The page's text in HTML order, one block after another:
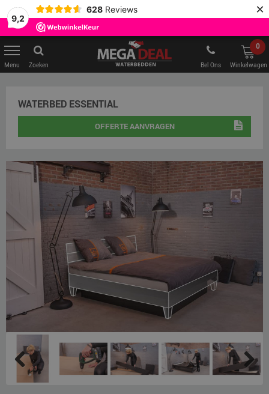
9,2
628 Reviews ×
Zoeken Bel Ons
0
Winkelwagen
WATERBED ESSENTIAL
OFFERTE AANVRAGEN
Previous